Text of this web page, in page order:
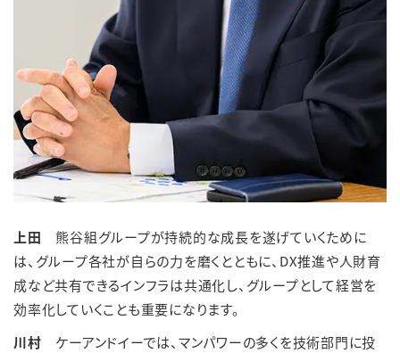
上田 熊谷組グループが持続的な成長を遂げていくために
は、グループ各社が自らの力を磨くとともに、DX推進や人財育
成など共有できるインフラは共通化し、グループとして経営を
効率化していくことも重要になります。
川村 ケーアンドイーでは、マンパワーの多くを技術部門に投